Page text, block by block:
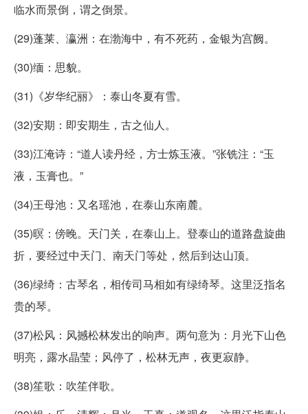
临水而景倒，谓之倒景。
(29)蓬莱、瀛洲：在渤海中，有不死药，金银为宫阙。
(30)缅：思貌。
(31)《岁华纪丽》：泰山冬夏有雪。
(32)安期：即安期生，古之仙人。
(33)江淹诗：“道人读丹经，方士炼玉液。”张铣注：“玉
液，玉膏也。”
(34)王母池：又名瑶池，在泰山东南麓。
(35)暝：傍晚。天门关，在泰山上。登泰山的道路盘旋曲
折，要经过中天门、南天门等处，然后到达山顶。
(36)绿绮：古琴名，相传司马相如有绿绮琴。这里泛指名
贵的琴。
(37)松风：风撼松林发出的响声。两句意为：月光下山色
明亮，露水晶莹；风停了，松林无声，夜更寂静。
(38)笙歌：吹笙伴歌。